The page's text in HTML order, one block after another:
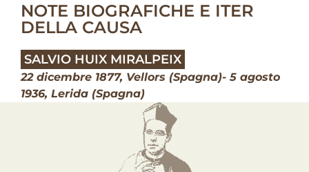
NOTE BIOGRAFICHE E ITER
DELLA CAUSA
SALVIO HUIX MIRALPEIX
22 dicembre 1877, Vellors (Spagna)- 5 agosto
1936, Lerida (Spagna)